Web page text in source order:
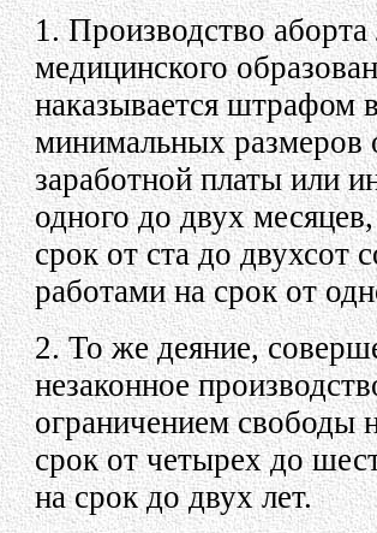
1. Производство
медицинского
наказывается штрафом
минимальных размеров
заработной платы или
одного до двух
срок от ста до двухсот
работами на срок от
2. То же деяние,
незаконное
ограничением свободы
срок от четырех до
на срок до двух лет.